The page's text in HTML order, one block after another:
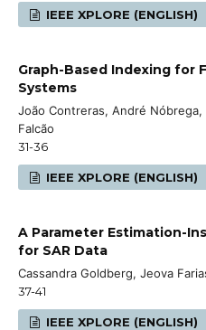
IEEE XPLORE (ENGLISH)
Graph-Based Indexing
Systems
João Contreras, André
Falcão
31-36
IEEE XPLORE (ENGLISH)
A Parameter Estimation-
for SAR Data
Cassandra Goldberg, Jeova
37-41
IEEE XPLORE (ENGLISH)